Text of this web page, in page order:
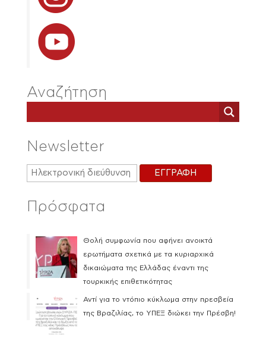
Αναζήτηση
Newsletter
Πρόσφατα
Θολή συμφωνία που αφήνει ανοικτά
ερωτήματα σχετικά με τα κυριαρχικά
δικαιώματα της Ελλάδας έναντι της
τουρκικής επιθετικότητας
Αντί για το ντόπιο κύκλωμα στην πρεσβεία
της Βραζιλίας, το ΥΠΕΞ διώκει την Πρέσβη!